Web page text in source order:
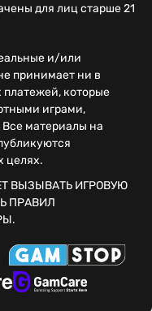
для лиц старше 21
и/или
принимает ни в
которые
играми,
материалы на
целях.
ВЫЗЫВАТЬ ИГРОВУЮ
ПРАВИЛ